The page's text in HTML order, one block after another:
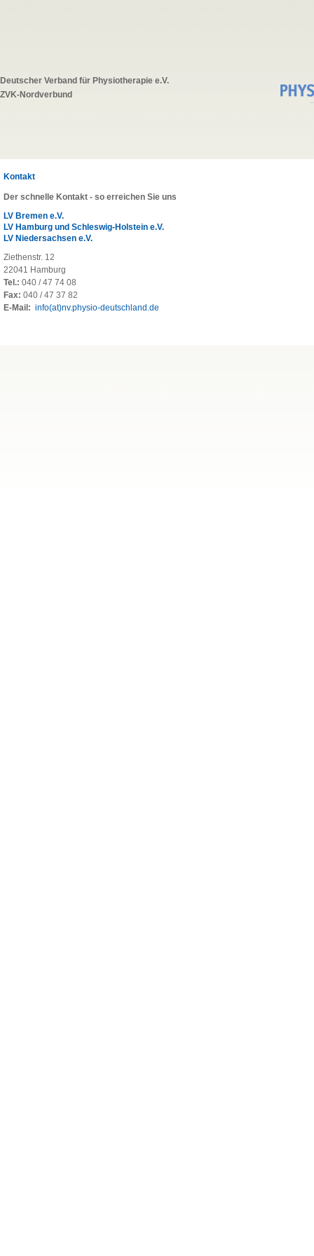
Deutscher Verband für Physiotherapie e.V.
ZVK-Nordverbund
Kontakt
Der schnelle Kontakt - so erreichen Sie uns
LV Bremen e.V.
LV Hamburg und Schleswig-Holstein e.V.
LV Niedersachsen e.V.
Ziethenstr. 12
22041 Hamburg
Tel.: 040 / 47 74 08
Fax: 040 / 47 37 82
E-Mail: info(at)nv.physio-deutschland.de